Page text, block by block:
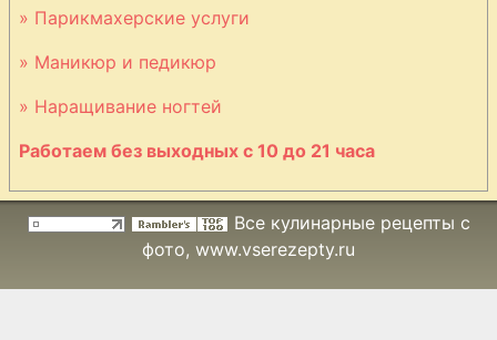
» Парикмахерские услуги
» Маникюр и педикюр
» Наращивание ногтей
Работаем без выходных с 10 до 21 часа
Все кулинарные рецепты с
фото, www.vserezepty.ru